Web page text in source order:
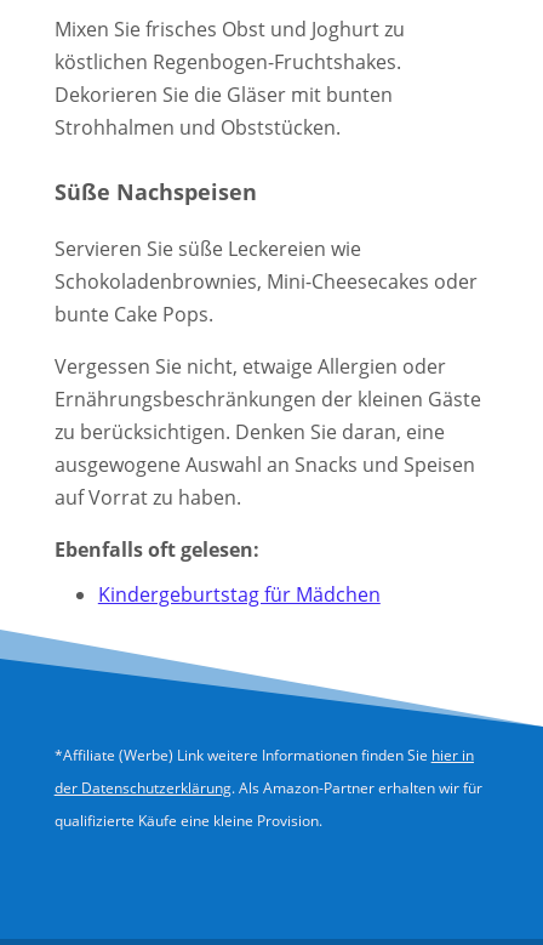
Mixen Sie frisches Obst und Joghurt zu
köstlichen Regenbogen-Fruchtshakes.
Dekorieren Sie die Gläser mit bunten
Strohhalmen und Obststücken.
Süße Nachspeisen
Servieren Sie süße Leckereien wie
Schokoladenbrownies, Mini-Cheesecakes oder
bunte Cake Pops.
Vergessen Sie nicht, etwaige Allergien oder
Ernährungsbeschränkungen der kleinen Gäste
zu berücksichtigen. Denken Sie daran, eine
ausgewogene Auswahl an Snacks und Speisen
auf Vorrat zu haben.
Ebenfalls oft gelesen:
Kindergeburtstag für Mädchen
*Affiliate (Werbe) Link weitere Informationen finden Sie hier in
der Datenschutzerklärung. Als Amazon-Partner erhalten wir für
qualifizierte Käufe eine kleine Provision.